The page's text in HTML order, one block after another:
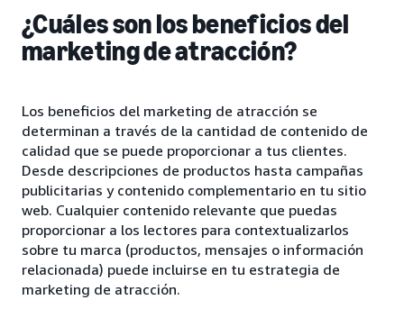
¿Cuáles son los beneficios del
marketing de atracción?
Los beneficios del marketing de atracción se
determinan a través de la cantidad de contenido de
calidad que se puede proporcionar a tus clientes.
Desde descripciones de productos hasta campañas
publicitarias y contenido complementario en tu sitio
web. Cualquier contenido relevante que puedas
proporcionar a los lectores para contextualizarlos
sobre tu marca (productos, mensajes o información
relacionada) puede incluirse en tu estrategia de
marketing de atracción.